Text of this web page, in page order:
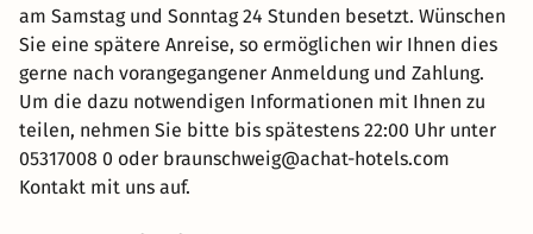
am Samstag und Sonntag 24 Stunden besetzt. Wünschen
Sie eine spätere Anreise, so ermöglichen wir Ihnen dies
gerne nach vorangegangener Anmeldung und Zahlung.
Um die dazu notwendigen Informationen mit Ihnen zu
teilen, nehmen Sie bitte bis spätestens 22:00 Uhr unter
05317008 0 oder braunschweig@achat-hotels.com
Kontakt mit uns auf.